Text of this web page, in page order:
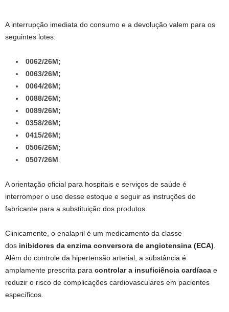
A interrupção imediata do consumo e a devolução valem para os
seguintes lotes:
0062/26M;
0063/26M;
0064/26M;
0088/26M;
0089/26M;
0358/26M;
0415/26M;
0506/26M;
0507/26M.
A orientação oficial para hospitais e serviços de saúde é
interromper o uso desse estoque e seguir as instruções do
fabricante para a substituição dos produtos.
Clinicamente, o enalapril é um medicamento da classe
dos inibidores da enzima conversora de angiotensina (ECA).
Além do controle da hipertensão arterial, a substância é
amplamente prescrita para controlar a insuficiência cardíaca e
reduzir o risco de complicações cardiovasculares em pacientes
específicos.